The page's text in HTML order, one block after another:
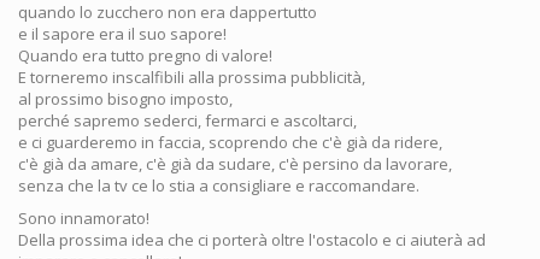
quando lo zucchero non era dappertutto
e il sapore era il suo sapore!
Quando era tutto pregno di valore!
E torneremo inscalfibili alla prossima pubblicità,
al prossimo bisogno imposto,
perché sapremo sederci, fermarci e ascoltarci,
e ci guarderemo in faccia, scoprendo che c'è già da ridere,
c'è già da amare, c'è già da sudare, c'è persino da lavorare,
senza che la tv ce lo stia a consigliare e raccomandare.
Sono innamorato!
Della prossima idea che ci porterà oltre l'ostacolo e ci aiuterà ad